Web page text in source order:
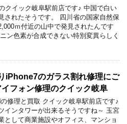
クイック岐阜駅前店です♪ 中国で白い
されたそうです。 四川省の国家自然保
ｍ付近の山中で発見されたんです
ン色素が合成できない特別変異らしく
iPhone7のガラス割れ修理にご
フォン修理のクイック岐阜
修理と買取 クイック岐阜駅前店です♪
インタワーが出来るそうですね～ 玉宮
として商業施設やオフィス、マンショ